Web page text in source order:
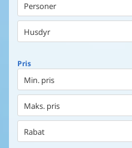
Personer
Husdyr
Pris
Min. pris
Maks. pris
Rabat